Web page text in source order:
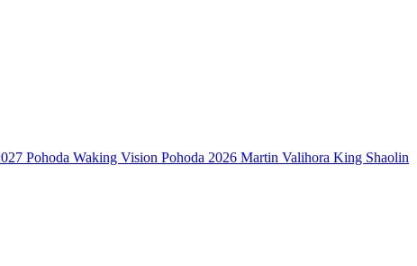
Pohoda Waking Vision Pohoda 2026 Martin Valihora King Shaolin